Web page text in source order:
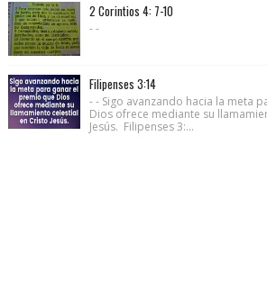
2 Corintios 4: 7-10
- -
Filipenses 3:14
- - Sigo avanzando hacia la meta
Dios ofrece mediante su
Jesús. Filipenses 3:...